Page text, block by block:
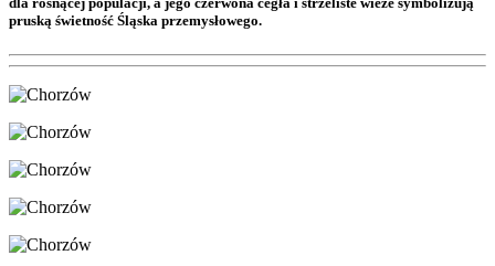
pruską świetność Śląska przemysłowego.